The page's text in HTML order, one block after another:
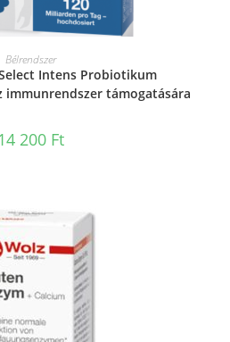
TESZEM
Bélrendszer
Intens Probiotikum
immunrendszer támogatására
14 200 Ft